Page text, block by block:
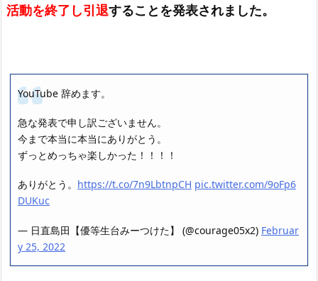
活動を終了し引退することを発表されました。
YouTube 辞めます。
急な発表で申し訳ございません。
今まで本当に本当にありがとう。
ずっとめっちゃ楽しかった！！！！
ありがとう。 https://t.co/7n9LbtnpCH pic.twitter.com/9oFp6
DUKuc
— 日直島田【優等生台みーつけた】 (@courage05x2) Februar
y 25, 2022